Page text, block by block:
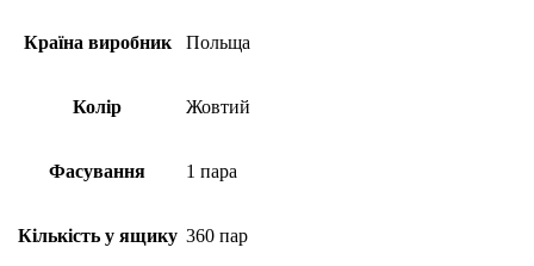
Країна виробник Польща
Колір Жовтий
Фасування 1 пара
Кількість у ящику 360 пар